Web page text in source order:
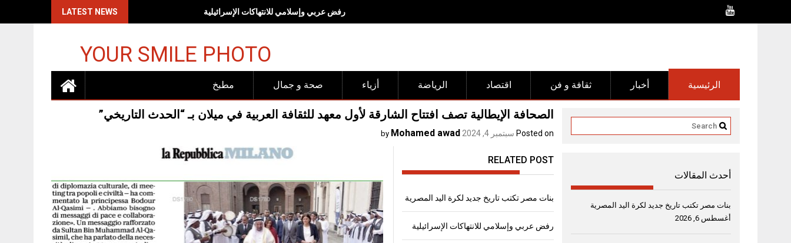
LATEST NEWS رفض عربي وإسلامي للانتهاكات الإسرائيلية
YOUR SMILE PHOTO
مطبخ صحة و جمال أزياء الرياضة اقتصاد ثقافة و فن أخبار الرئيسية
الصحافة الإيطالية تصف افتتاح الشارقة لأول معهد للثقافة العربية في ميلان بـ “الحدث التاريخي”
Posted on سبتمبر 4, 2024 by
Mohamed awad
RELATED POST
بنات مصر تكتب تاريخ جديد لكرة اليد المصرية
رفض عربي وإسلامي للانتهاكات الإسرائيلية
أحدث المقالات
بنات مصر تكتب تاريخ جديد لكرة اليد المصرية
أغسطس 6, 2026